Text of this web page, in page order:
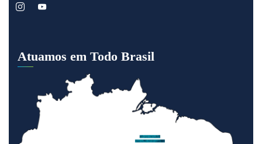
Atuamos em Todo Brasil